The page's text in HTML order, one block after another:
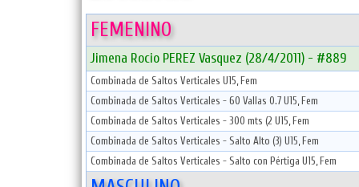
FEMENINO
Jimena Rocio PEREZ Vasquez (28/4/2011) - #889
Combinada de Saltos Verticales U15, Fem
Combinada de Saltos Verticales - 60 Vallas 0.7 U15, Fem
Combinada de Saltos Verticales - 300 mts (2 U15, Fem
Combinada de Saltos Verticales - Salto Alto (3) U15, Fem
Combinada de Saltos Verticales - Salto con Pértiga U15, Fem